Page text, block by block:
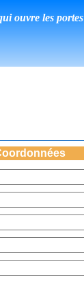
ouvre les portes